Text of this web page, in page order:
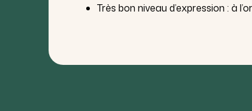
Très bon niveau d’expression : à